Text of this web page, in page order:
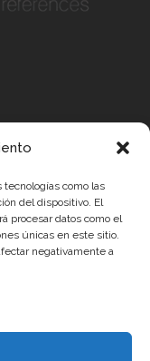
como las
del dispositivo. El
procesar datos como el
únicas en este sitio.
negativamente a